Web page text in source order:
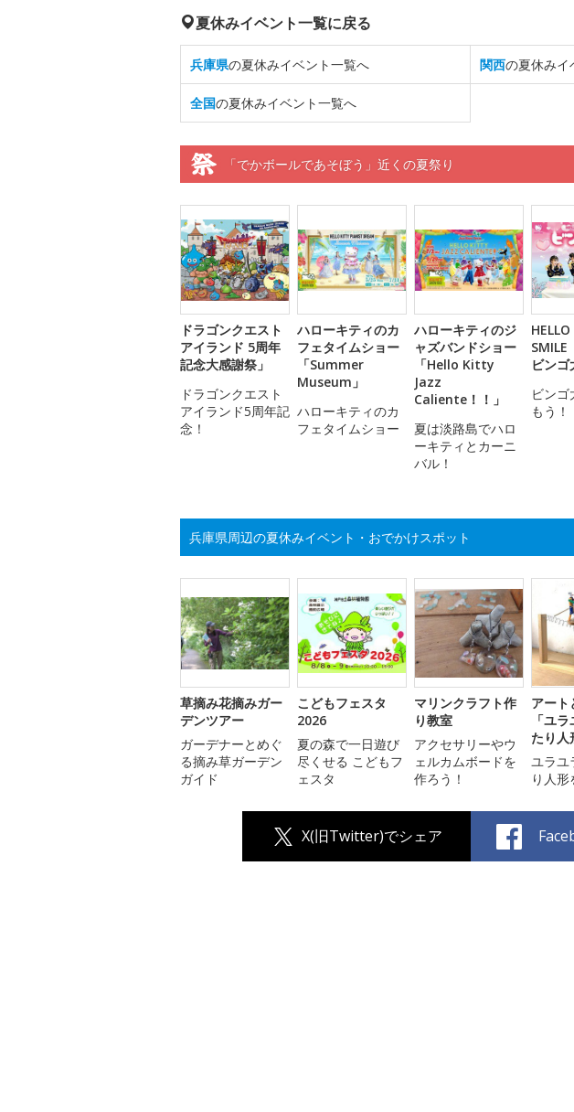
夏休みイベント一覧に戻る
兵庫県の夏休みイベント一覧へ 関西の夏休みイ
全国の夏休みイベント一覧へ
「でかボールであそぼう」近くの夏祭り
ドラゴンクエスト
アイランド 5周年
記念大感謝祭」
ドラゴンクエスト
アイランド5周年記
念！
ハローキティのカ
フェタイムショー
「Summer
Museum」
ハローキティのカ
フェタイムショー
ハローキティのジ
ャズバンドショー
「Hello Kitty
Jazz
Caliente！！」
夏は淡路島でハロ
ーキティとカーニ
バル！
SMILE
ビンゴ
ビンゴ
もう！
兵庫県周辺の夏休みイベント・おでかけスポット
草摘み花摘みガー
デンツアー
ガーデナーとめぐ
る摘み草ガーデン
ガイド
こどもフェスタ
2026
夏の森で一日遊び
尽くせる こどもフ
ェスタ
マリンクラフト作
り教室
アクセサリーやウ
ェルカムボードを
作ろう！
アート
「ユ
たり人
ユラユ
り人形
X(旧Twitter)でシェア